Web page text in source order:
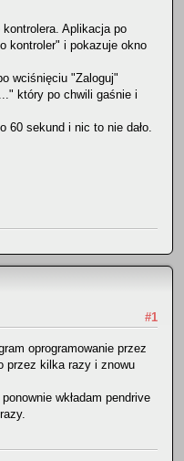
Aplikacja po
kontroler" i pokazuje okno
wciśnięciu "Zaloguj"
który po chwili gaśnie i
60 sekund i nic to nie dało.
#1
oprogramowanie przez
przez kilka razy i znowu
wkładam pendrive